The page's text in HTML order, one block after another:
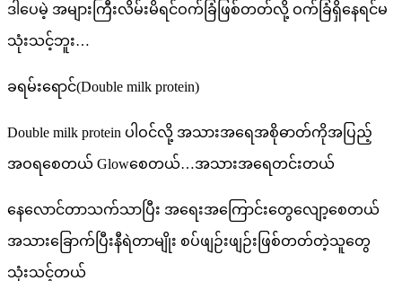
ဒါပေမဲ့ အများကြီးလိမ်းမိရင်ဝက်ခြံဖြစ်တတ်လို့ ဝက်ခြံရှိနေရင်မ
သုံးသင့်ဘူး…
ခရမ်းရောင်(Double milk protein)
Double milk protein ပါဝင်လို့ အသားအရေအစိုဓာတ်ကိုအပြည့်
အဝရစေတယ် Glowစေတယ်…အသားအရေတင်းတယ်
နေလောင်တာသက်သာပြီး အရေးအကြောင်းတွေလျော့စေတယ်
အသားခြောက်ပြီးနီရဲတာမျိုး စပ်ဖျဉ်းဖျဉ်းဖြစ်တတ်တဲ့သူတွေ
သုံးသင့်တယ်